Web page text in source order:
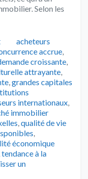
Selon les
Tags
acheteurs
accrue,
croissante,
attrayante,
,grandes capitales
internationaux,
immobilier
,qualité de vie
,
économique
tendance à la
un